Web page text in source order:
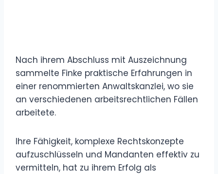
Nach ihrem Abschluss mit Auszeichnung
sammelte Finke praktische Erfahrungen in
einer renommierten Anwaltskanzlei, wo sie
an verschiedenen arbeitsrechtlichen Fällen
arbeitete.
Ihre Fähigkeit, komplexe Rechtskonzepte
aufzuschlüsseln und Mandanten effektiv zu
vermitteln, hat zu ihrem Erfolg als